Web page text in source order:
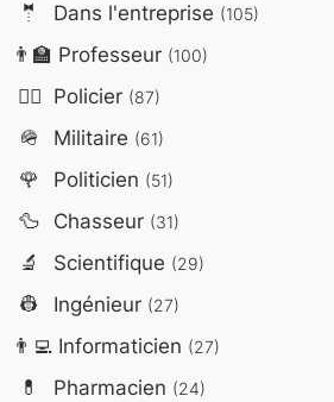
🤵 Dans l'entreprise (105)
👨‍🏫 Professeur (100)
👮‍♂️ Policier (87)
🪖 Militaire (61)
🌹 Politicien (51)
🦆 Chasseur (31)
🔬 Scientifique (29)
👷 Ingénieur (27)
👨‍💻Informaticien (27)
💊 Pharmacien (24)